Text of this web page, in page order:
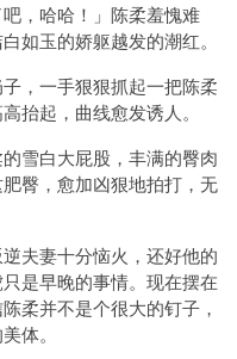
，哈哈！」陈柔羞愧难
如玉的娇躯越发的潮红。
，一手狠狠抓起一把陈柔
抬起，曲线愈发诱人。
雪白大屁股，丰满的臀肉
臀，愈加凶狠地拍打，无
夫妻十分恼火，还好他的
是早晚的事情。现在摆在
柔并不是个很大的钉子，
体。